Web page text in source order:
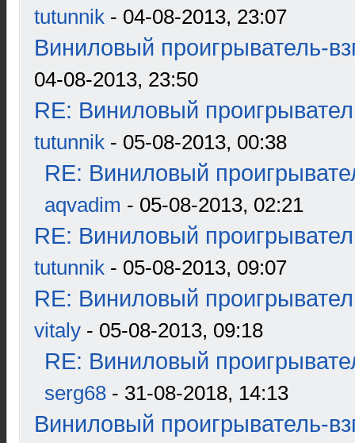
tutunnik - 04-08-2013, 23:07
Виниловый проигрыватель-
04-08-2013, 23:50
RE: Виниловый
tutunnik - 05-08-2013, 00:38
RE: Виниловый
aqvadim - 05-08-2013, 02:21
RE: Виниловый
tutunnik - 05-08-2013, 09:07
RE: Виниловый
vitaly - 05-08-2013, 09:18
RE: Виниловый
serg68 - 31-08-2018, 14:13
Виниловый проигрыватель-